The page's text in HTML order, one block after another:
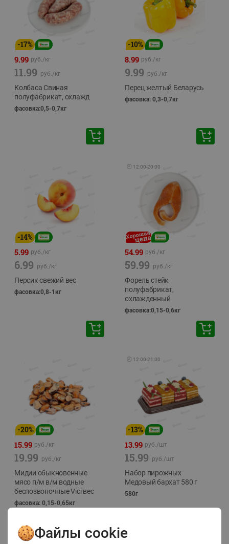
-17%
9.99 руб./кг
11.99 руб./кг
Колбаса Свиная
полуфабрикат, охлажд
фасовка:0,5-0,7кг
-10%
8.99 руб./кг
9.99 руб./кг
Перец желтый Беларусь
фасовка: 0,3-0,7кг
-14%
5.99 руб./кг
6.99 руб./кг
Персик свежий вес
фасовка:0,8-1кг
🕘 12:00-20:00
54.99 руб./кг
59.99 руб./кг
Форель стейк
полуфабрикат,
охлажденный
фасовка:0,15-0,6кг
-20%
15.99 руб./кг
19.99 руб./кг
Мидии обыкновенные
мясо п/м в/м водные
беспозвоночные Vici вес
фасовка: 0,15-0,65кг
🕘 12:00-21:00
-13%
13.99 руб./шт
15.99 руб./шт
Набор пирожных
Медовый бархат 580 г
580г
Файлы cookie